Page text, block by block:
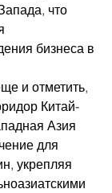
что
бизнеса в
Китай-
Азия
для
укрепляя